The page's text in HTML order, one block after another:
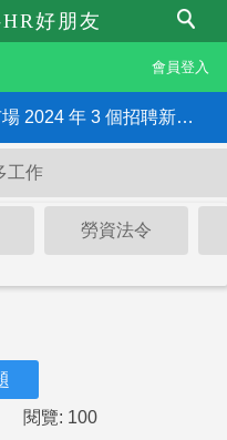
好朋友
會員登入
《最低工資法》三讀通過 雇主違法最重罰150萬、公布姓名！HR一定要知道的6大重點
人工智慧、線上招聘將改變人才市場 2024 年 3 個招聘新趨勢
工作
勞資法令
閱覽: 100